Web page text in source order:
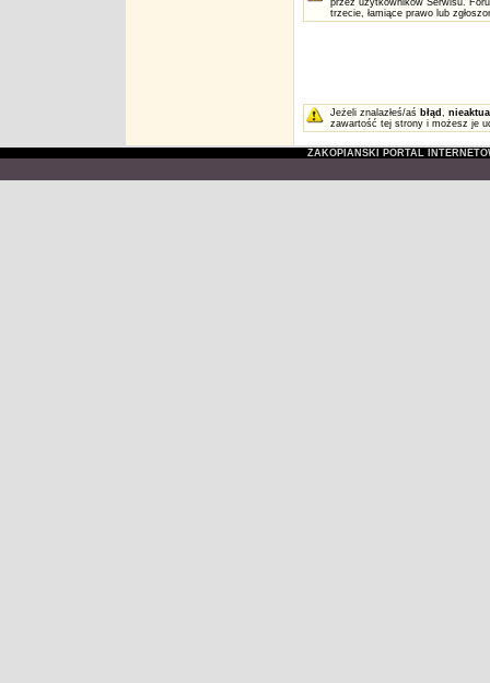
przez użytkowników Serwisu.
trzecie, łamiące prawo lub
Jeżeli znalazłeś/aś błąd ,
zawartość tej strony i możesz je
ZAKOPIAŃSKI PORTAL